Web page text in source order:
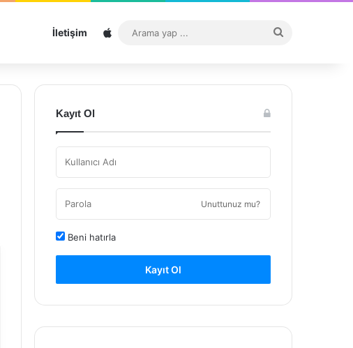
İletişim Sitemap
...
Kayıt Ol
Unuttunuz mu?
Beni hatırla
Kayıt Ol